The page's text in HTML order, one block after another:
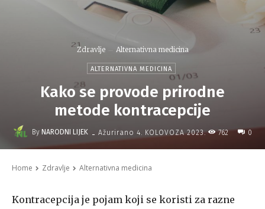
Zdravlje Alternativna medicina
ALTERNATIVNA MEDICINA
Kako se provode prirodne
metode kontracepcije
By NARODNI LIJEK - Ažurirano 4. KOLOVOZA 2023. 762 0
Home Zdravlje Alternativna medicina
Kontracepcija je pojam koji se koristi za razne